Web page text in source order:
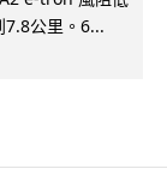
公里。6...